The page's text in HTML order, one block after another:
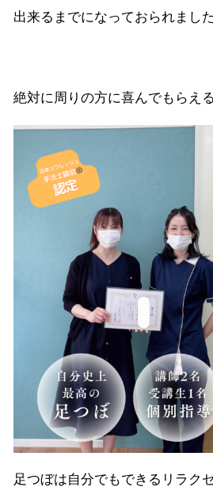
出来るまでになっておられました
絶対に周りの方に喜んでもらえ
足つぼは自分でもできるリラク